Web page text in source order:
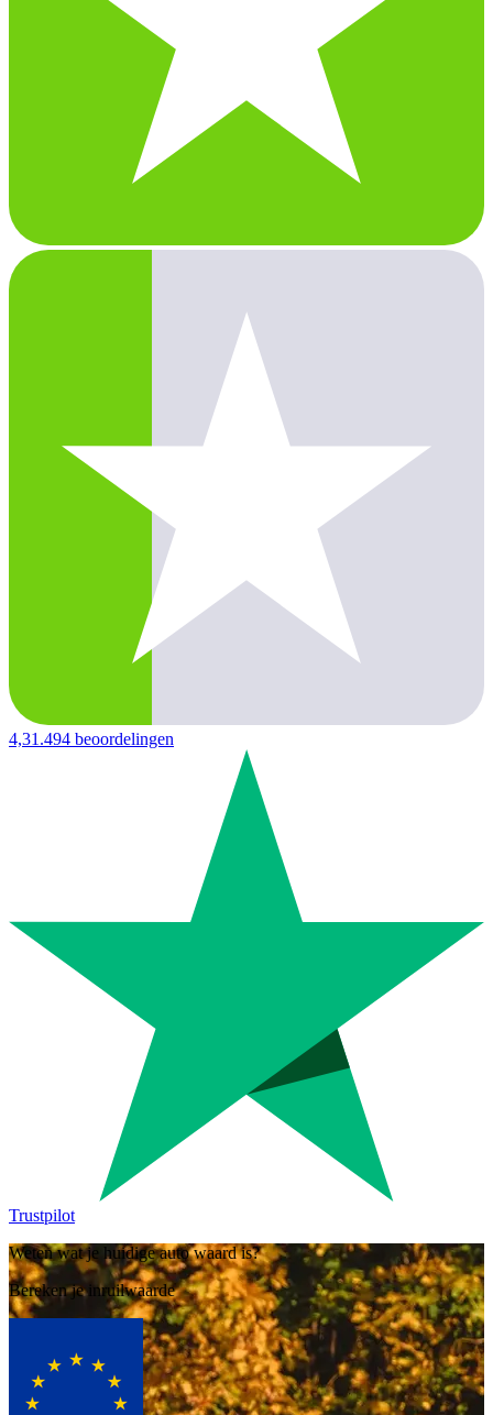
4,31.494 beoordelingen
Trustpilot
Weten wat je huidige auto waard is?
Bereken je inruilwaarde